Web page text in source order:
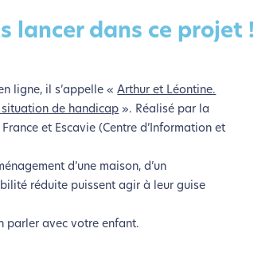
lancer dans ce projet !
ligne, il s’appelle «Arthur et Léontine.
situation de handicap ». Réalisé par la
et Escavie (Centre d’Information et
d’une maison, d’un
réduite puissent agir à leur guise
parler avec votre enfant.